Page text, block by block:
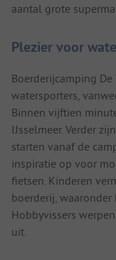
aantal grote
Plezier voor
Boerderijcamping
watersporters,
Binnen vijftien
IJsselmeer. Verder
starten vanaf de
inspiratie op voor
fietsen. Kinderen
boerderij, waaronder
Hobbyvissers
uit.